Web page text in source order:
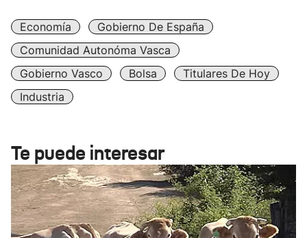
Economía
Gobierno De España
Comunidad Autonóma Vasca
Gobierno Vasco
Bolsa
Titulares De Hoy
Industria
Te puede interesar